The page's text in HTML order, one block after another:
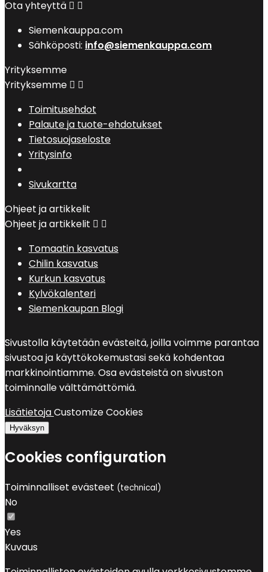
Ota yhteyttä  
Siemenkauppa.com
Sähköposti: info@siemenkauppa.com
Yrityksemme
Yrityksemme  
Toimitusehdot
Palaute ja tuote-ehdotukset
Tietosuojaseloste
Yritysinfo
Sivukartta
Ohjeet ja artikkelit
Ohjeet ja artikkelit  
Tomaatin kasvatus
Chilin kasvatus
Kurkun kasvatus
Kylvökalenteri
Siemenkaupan Blogi
Sivustolla käytetään evästeitä, joilla voimme parantaa
sivustoa ja käyttökokemustasi sekä kohdentaa
markkinointiamme. Osa evästeistä on sivuston
toiminnalle välttämättömiä.
LisätietojaCustomize Cookies
Hyväksyn
Cookies configuration
Toiminnalliset evästeet (technical)
No
Yes
Kuvaus